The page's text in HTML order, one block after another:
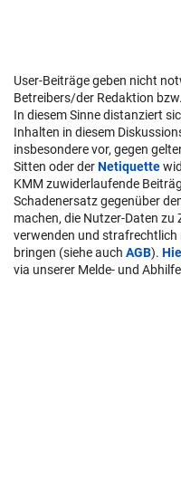
User-Beiträge geben nicht
Betreibers/der Redaktion
In diesem Sinne distanziert
Inhalten in diesem
insbesondere vor, gegen
Sitten oder derNetiquette
KMM zuwiderlaufende
Schadenersatz gegenüber
machen, die Nutzer-Daten
verwenden und strafrechtlich
bringen (siehe auch AGB).
via unserer Melde- und